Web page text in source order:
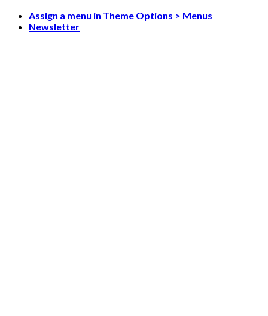
Skip
Assign a menu in Theme Options > Menus
Newsletter